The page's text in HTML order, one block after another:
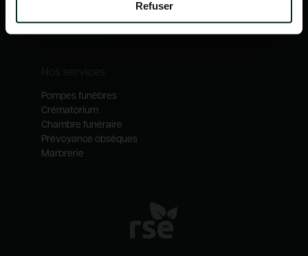
Refuser
Nos métiers
Pompes funèbres
Crématorium
Chambre funéraire
Prévoyance obsèques
Marbrerie